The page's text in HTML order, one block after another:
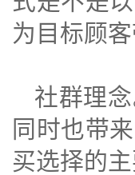
为目标顾客
社群理念
同时也带
买选择的主